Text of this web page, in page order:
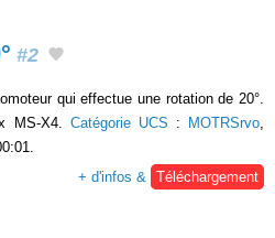
#2
qui effectue une rotation de 20°.
MS-X4. Catégorie UCS : MOTRSrvo
+ d'infos &
Téléchargement